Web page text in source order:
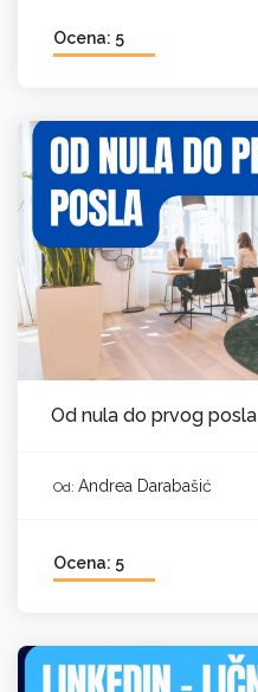
Ocena: 5
Od nula do prvog posla
Od: Andrea Darabašić
Ocena: 5